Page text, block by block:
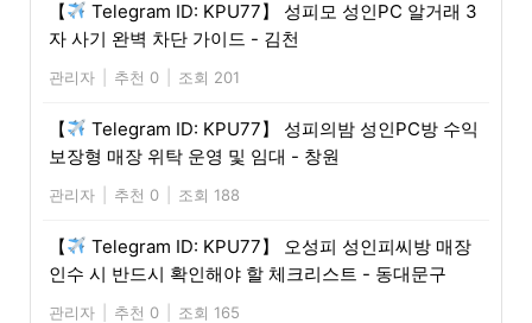
【
Telegram ID: KPU77】 성피모 성인PC 알거래 3
자 사기 완벽 차단 가이드 - 김천
관리자 추천 0 조회 201
【
Telegram ID: KPU77】 성피의밤 성인PC방 수익
보장형 매장 위탁 운영 및 임대 - 창원
관리자 추천 0 조회 188
【
Telegram ID: KPU77】 오성피 성인피씨방 매장
인수 시 반드시 확인해야 할 체크리스트 - 동대문구
관리자 추천 0 조회 165